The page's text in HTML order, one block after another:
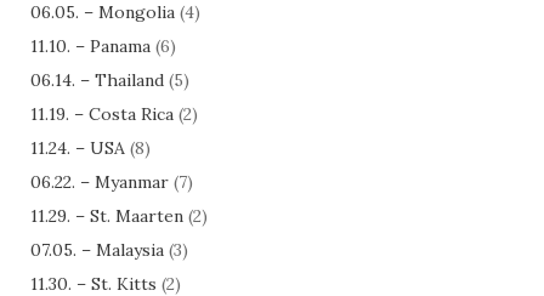
06.05. – Mongolia (4)
11.10. – Panama (6)
06.14. – Thailand (5)
11.19. – Costa Rica (2)
11.24. – USA (8)
06.22. – Myanmar (7)
11.29. – St. Maarten (2)
07.05. – Malaysia (3)
11.30. – St. Kitts (2)